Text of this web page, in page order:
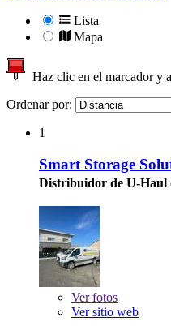
Lista
Mapa
Haz clic en el marcador y
Ordenar por:
1
Smart Storage
Distribuidor de U-Haul
Verfotos
Ver sitio web